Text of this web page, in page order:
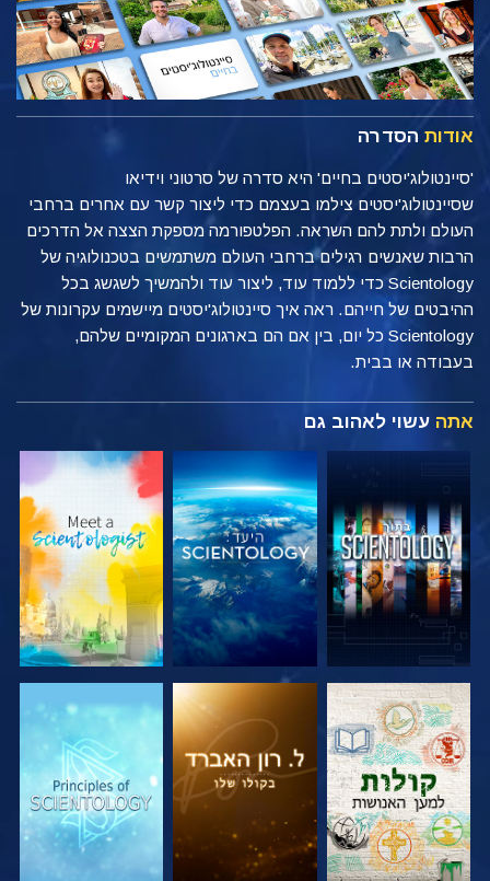
אודות הסדרה
'סיינטולוג'יסטים בחיים' היא סדרה של סרטוני וידיאו
שסיינטולוג'יסטים צילמו בעצמם כדי ליצור קשר עם אחרים ברחבי
העולם ולתת להם השראה. הפלטפורמה מספקת הצצה אל הדרכים
הרבות שאנשים רגילים ברחבי העולם משתמשים בטכנולוגיה של
Scientology כדי ללמוד עוד, ליצור עוד ולהמשיך לשגשג בכל
ההיבטים של חייהם. ראה איך סיינטולוג'יסטים מיישמים עקרונות של
Scientology כל יום, בין אם הם בארגונים המקומיים שלהם,
בעבודה או בבית.
אתה עשוי לאהוב גם
בדוק את הסדרה בדוק את הסדרה בדוק את הסדרה